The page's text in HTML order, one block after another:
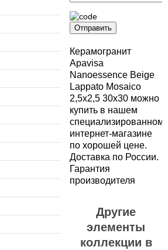
Отправить
Керамогранит
Apavisa
Nanoessence Beige
Lappato Mosaico
2,5x2,5 30x30 можно
купить в нашем
специализированном
интернет-магазине
по хорошей цене.
Доставка по России.
Гарантия
производителя
Другие
элементы
коллекции в